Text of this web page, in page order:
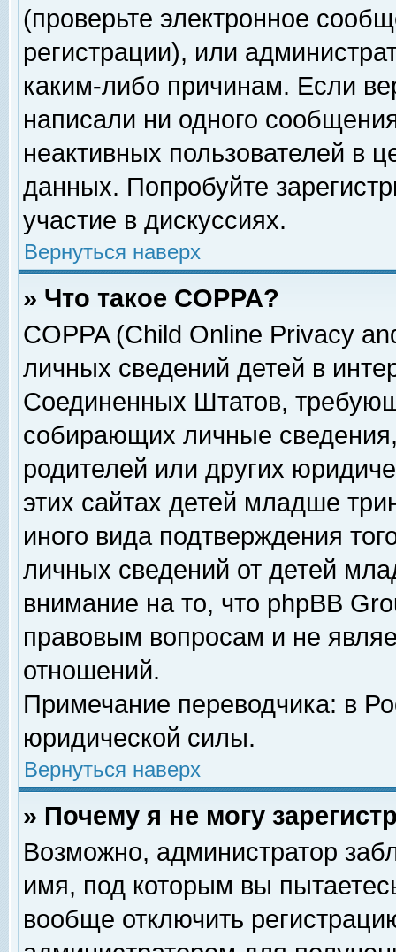
(проверьте электронное
регистрации), или
каким-либо причинам. Если
написали ни одного
неактивных пользователей в
данных. Попробуйте
участие в дискуссиях.
Вернуться наверх
» Что такое COPPA?
COPPA (Child Online Privacy
личных сведений детей в
Соединенных Штатов,
собирающих личные
родителей или других
этих сайтах детей младше
иного вида подтверждения
личных сведений от детей
внимание на то, что phpBB
правовым вопросам и не
отношений.
Примечание переводчика: в
юридической силы.
Вернуться наверх
» Почему я не могу
Возможно, администратор
имя, под которым вы
вообще отключить